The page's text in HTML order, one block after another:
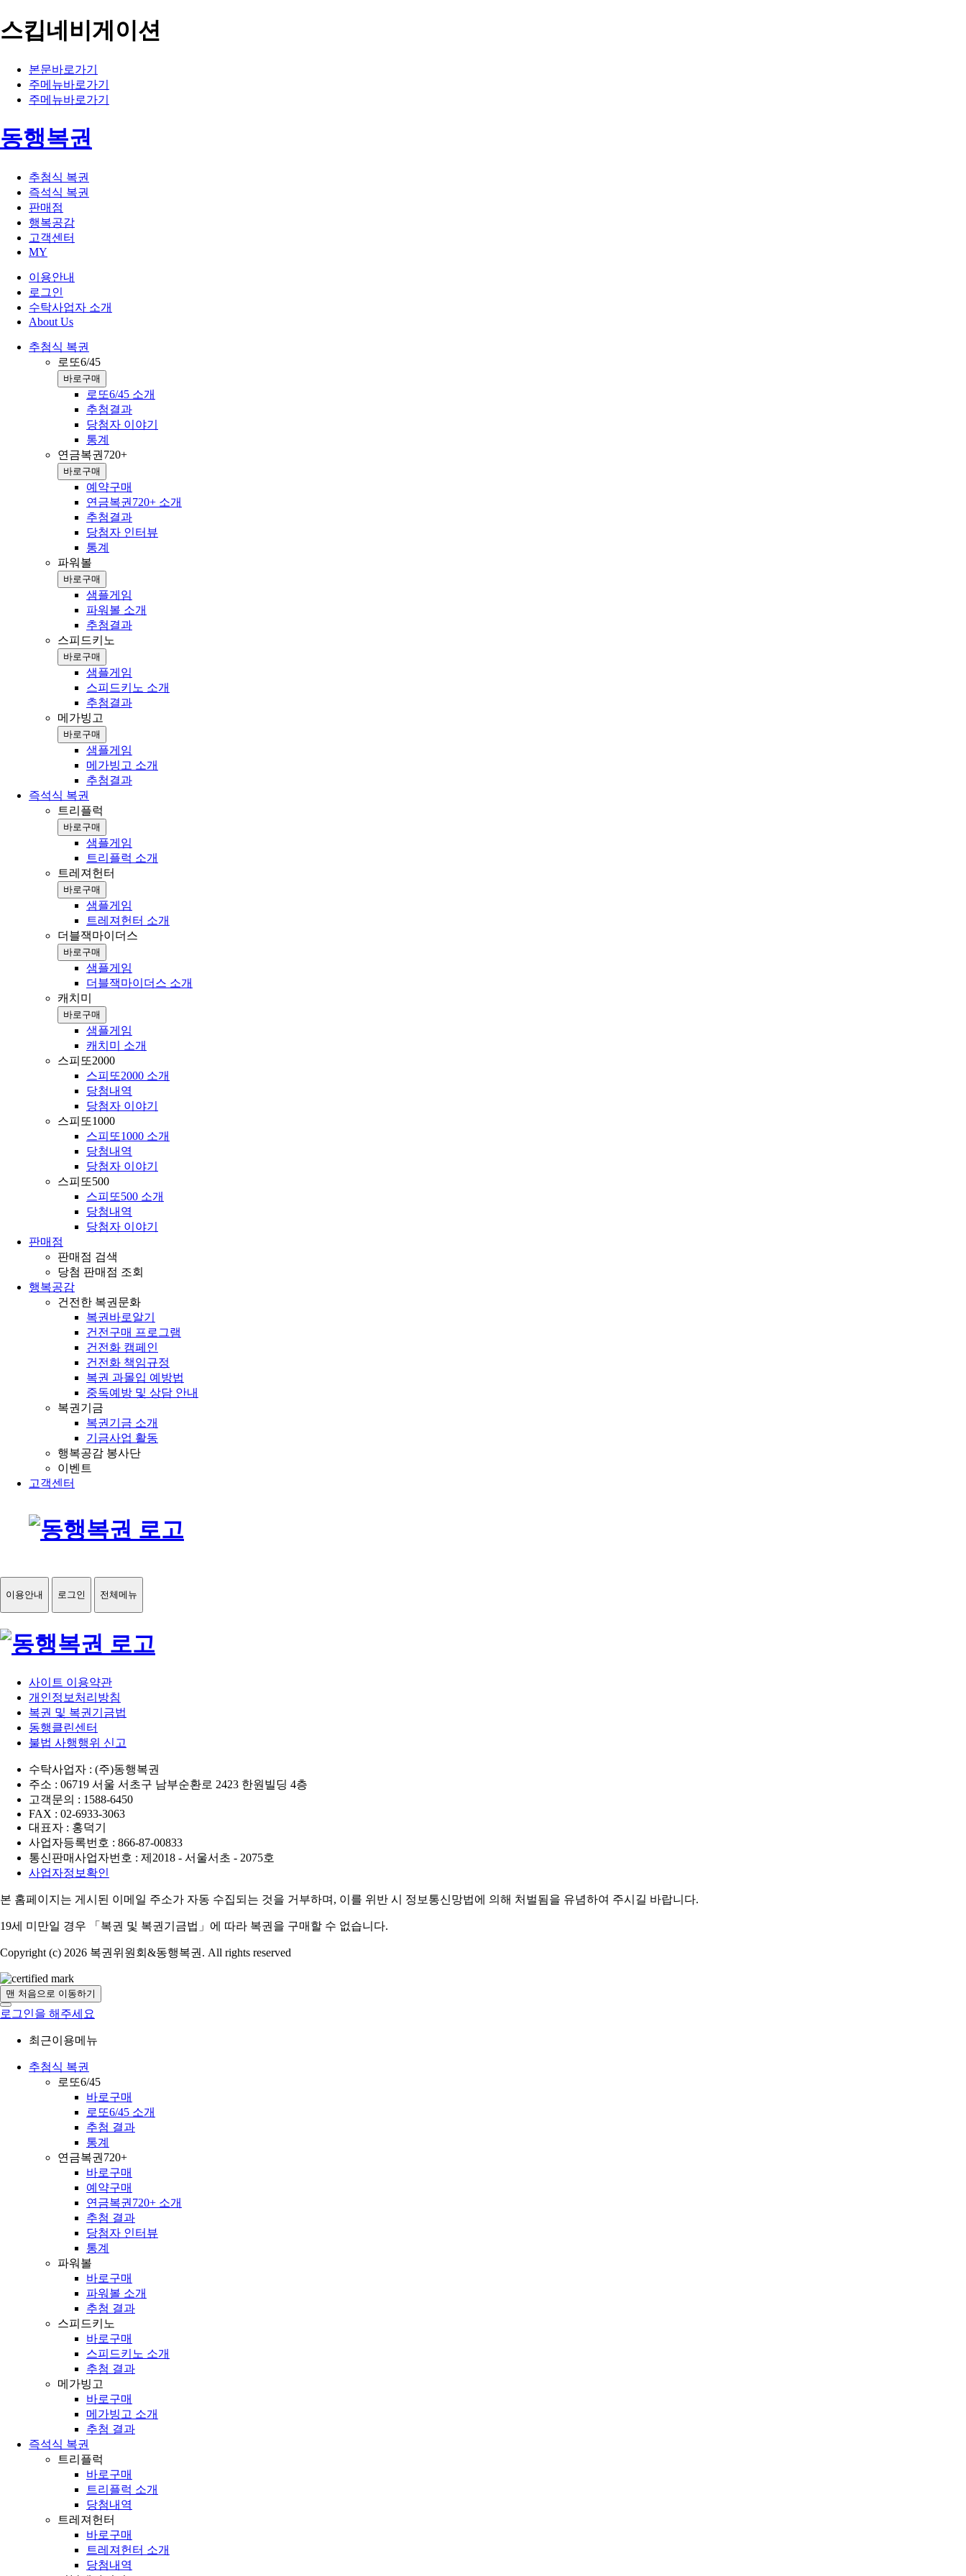
스킵네비게이션
본문바로가기
주메뉴바로가기
주메뉴바로가기
동행복권
추첨식 복권
즉석식 복권
판매점
행복공감
고객센터
MY
이용안내
로그인
수탁사업자 소개
About Us
추첨식 복권
로또6/45
바로구매
로또6/45 소개
추첨결과
당첨자 이야기
통계
연금복권720+
바로구매
예약구매
연금복권720+ 소개
추첨결과
당첨자 인터뷰
통계
파워볼
바로구매
샘플게임
파워볼 소개
추첨결과
스피드키노
바로구매
샘플게임
스피드키노 소개
추첨결과
메가빙고
바로구매
샘플게임
메가빙고 소개
추첨결과
즉석식 복권
트리플럭
바로구매
샘플게임
트리플럭 소개
트레져헌터
바로구매
샘플게임
트레져헌터 소개
더블잭마이더스
바로구매
샘플게임
더블잭마이더스 소개
캐치미
바로구매
샘플게임
캐치미 소개
스피또2000
스피또2000 소개
당첨내역
당첨자 이야기
스피또1000
스피또1000 소개
당첨내역
당첨자 이야기
스피또500
스피또500 소개
당첨내역
당첨자 이야기
판매점
판매점 검색
당첨 판매점 조회
행복공감
건전한 복권문화
복권바로알기
건전구매 프로그램
건전화 캠페인
건전화 책임규정
복권 과몰입 예방법
중독예방 및 상담 안내
복권기금
복권기금 소개
기금사업 활동
행복공감 봉사단
이벤트
고객센터
이용안내 로그인 전체메뉴
사이트 이용약관
개인정보처리방침
복권 및 복권기금법
동행클린센터
불법 사행행위 신고
수탁사업자 : (주)동행복권
주소 : 06719 서울 서초구 남부순환로 2423 한원빌딩 4층
고객문의 : 1588-6450
FAX : 02-6933-3063
대표자 : 홍덕기
사업자등록번호 : 866-87-00833
통신판매사업자번호 : 제2018 - 서울서초 - 2075호
사업자정보확인
본 홈페이지는 게시된 이메일 주소가 자동 수집되는 것을 거부하며, 이를 위반 시 정보통신망법에 의해 처벌됨을 유념하여 주시길 바랍니다.
19세 미만일 경우 「복권 및 복권기금법」에 따라 복권을 구매할 수 없습니다.
Copyright (c) 2026 복권위원회&동행복권. All rights reserved
맨 처음으로 이동하기
로그인을 해주세요
최근이용메뉴
추첨식 복권
로또6/45
바로구매
로또6/45 소개
추첨 결과
통계
연금복권720+
바로구매
예약구매
연금복권720+ 소개
추첨 결과
당첨자 인터뷰
통계
파워볼
바로구매
파워볼 소개
추첨 결과
스피드키노
바로구매
스피드키노 소개
추첨 결과
메가빙고
바로구매
메가빙고 소개
추첨 결과
즉석식 복권
트리플럭
바로구매
트리플럭 소개
당첨내역
트레져헌터
바로구매
트레져헌터 소개
당첨내역